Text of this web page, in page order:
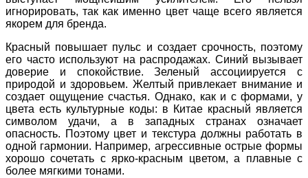
игнорировать, так как именно цвет чаще всего является
якорем для бренда.
Красный повышает пульс и создает срочность, поэтому
его часто используют на распродажах. Синий вызывает
доверие и спокойствие. Зеленый ассоциируется с
природой и здоровьем. Желтый привлекает внимание и
создает ощущение счастья. Однако, как и с формами, у
цвета есть культурные коды: в Китае красный является
символом удачи, а в западных странах означает
опасность. Поэтому цвет и текстура должны работать в
одной гармонии. Например, агрессивные острые формы
хорошо сочетать с ярко-красным цветом, а плавные с
более мягкими тонами.